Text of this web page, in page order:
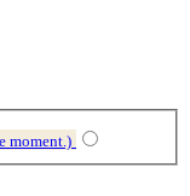
moment.)